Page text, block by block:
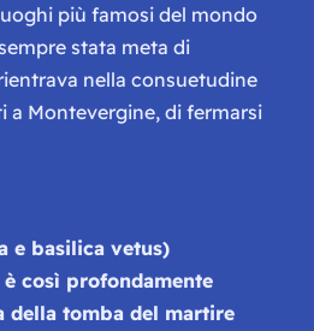
più famosi del mondo
stata meta di
nella consuetudine
a Montevergine, di fermarsi
e basilica vetus)
così profondamente
della tomba del martire